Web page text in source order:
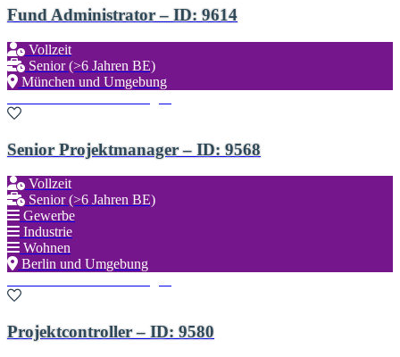
Fund Administrator – ID: 9614
Vollzeit
Senior (>6 Jahren BE)
München und Umgebung
Senior Projektmanager – ID: 9568
Vollzeit
Senior (>6 Jahren BE)
Gewerbe
Industrie
Wohnen
Berlin und Umgebung
Projektcontroller – ID: 9580